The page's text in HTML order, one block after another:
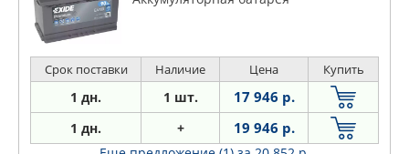
Срок поставки Наличие Цена Купить
1 дн. 1 шт. 17 946 р.
1 дн. + 19 946 р.